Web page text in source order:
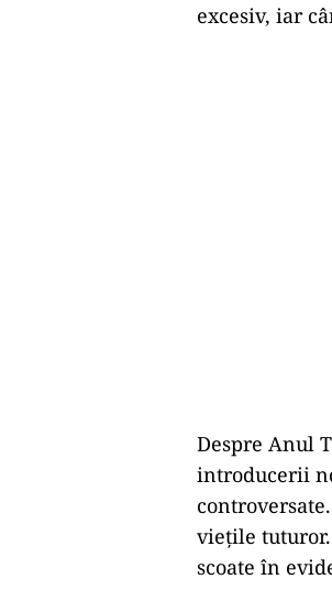
excesiv, iar
Despre Anul
introducerii
viețile tuturor.
scoate în